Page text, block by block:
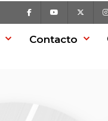
Facebook Youtube
Contacto